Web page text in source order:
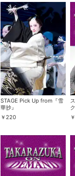
STAGE Pick Up from『雪
華抄』
￥220 ￥